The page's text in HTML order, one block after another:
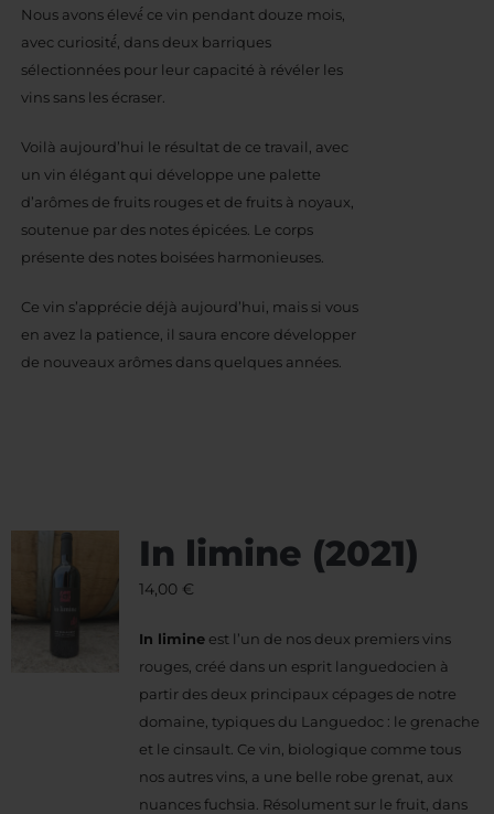
Nous avons élevé́ ce vin pendant douze mois,
avec curiosité́, dans deux barriques
sélectionnées pour leur capacité à révéler les
vins sans les écraser.
Voilà aujourd’hui le résultat de ce travail, avec
un vin élégant qui développe une palette
d’arômes de fruits rouges et de fruits à noyaux,
soutenue par des notes épicées. Le corps
présente des notes boisées harmonieuses.
Ce vin s’apprécie déjà aujourd’hui, mais si vous
en avez la patience, il saura encore développer
de nouveaux arômes dans quelques années.
In limine (2021)
14,00 €
In limineest l’un de nos deux premiers vins
rouges, créé dans un esprit languedocien à
partir des deux principaux cépages de notre
domaine, typiques du Languedoc : le grenache
et le cinsault. Ce vin, biologique comme tous
nos autres vins, a une belle robe grenat, aux
nuances fuchsia. Résolument sur le fruit, dans